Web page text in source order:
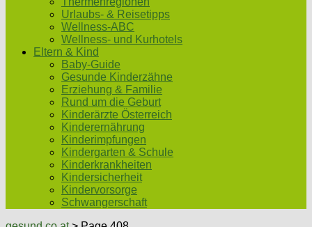
Urlaubs- & Reisetipps
Wellness-ABC
Wellness- und Kurhotels
Eltern & Kind
Baby-Guide
Gesunde Kinderzähne
Erziehung & Familie
Rund um die Geburt
Kinderärzte Österreich
Kinderernährung
Kinderimpfungen
Kindergarten & Schule
Kinderkrankheiten
Kindersicherheit
Kindervorsorge
Schwangerschaft